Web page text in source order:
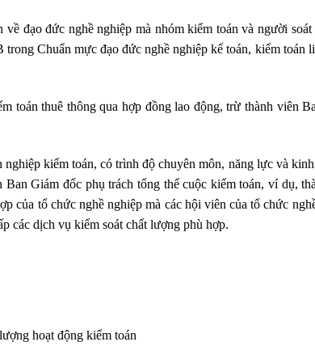
đạo đức nghề nghiệp mà nhóm kiểm toán và người soát
Chuẩn mực đạo đức nghề nghiệp kế toán, kiểm toán
thuê thông qua hợp đồng lao động, trừ thành viên
kiểm toán, có trình độ chuyên môn, năng lực và
Giám đốc phụ trách tổng thể cuộc kiểm toán, ví dụ,
của tổ chức nghề nghiệp mà các hội viên của tổ chức
các dịch vụ kiểm soát chất lượng phù hợp.
hoạt động kiểm toán